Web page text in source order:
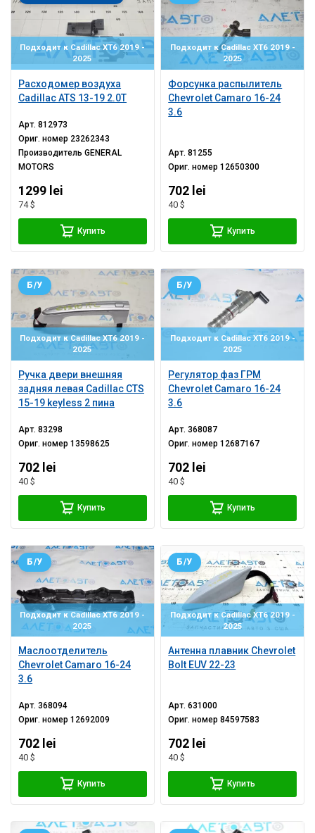
Подходит к Cadillac XT6 2019 -
2025
Расходомер воздуха
Cadillac ATS 13-19 2.0T
Арт.812973
Ориг. номер 23262343
ПроизводительGENERAL
MOTORS
1299 lei
74 $
Купить
Подходит к Cadillac XT6 2019 -
2025
Форсунка распылитель
Chevrolet Camaro 16-24
3.6
Арт.81255
Ориг. номер12650300
702 lei
40 $
Купить
Подходит к Cadillac XT6 2019 -
2025
Ручка двери внешняя
задняя левая Cadillac CTS
15-19 keyless 2 пина
Б/У
Арт.83298
Ориг. номер13598625
702 lei
40 $
Купить
Подходит к Cadillac XT6 2019 -
2025
Регулятор фаз ГРМ
Chevrolet Camaro 16-24
3.6
Б/У
Арт.368087
Ориг. номер12687167
702 lei
40 $
Купить
Подходит к Cadillac XT6 2019 -
2025
Маслоотделитель
Chevrolet Camaro 16-24
3.6
Б/У
Арт.368094
Ориг. номер12692009
702 lei
40 $
Купить
Подходит к Cadillac XT6 2019 -
2025
Антенна плавник Chevrolet
Bolt EUV 22-23
Б/У
Арт.631000
Ориг. номер84597583
702 lei
40 $
Купить